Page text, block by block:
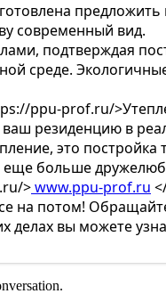
современный вид.
подтверждая
среде.
ppu-prof.ru/
резиденцию в
это
больше
>www.ppu-prof.ru
на потом!
делах вы можете